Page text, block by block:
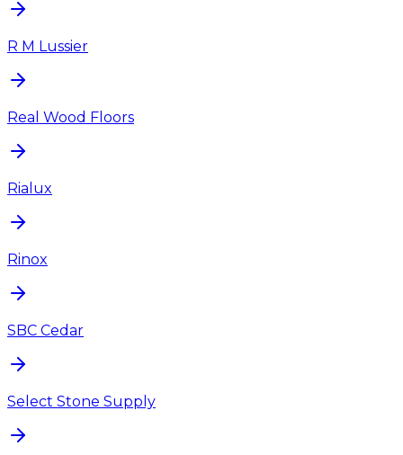
R M Lussier
Real Wood Floors
Rialux
Rinox
SBC Cedar
Select Stone Supply